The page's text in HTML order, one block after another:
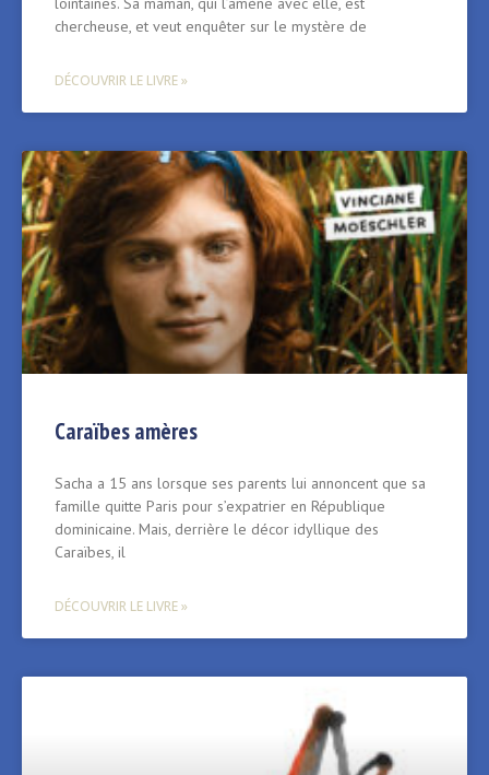
chercheuse, et veut enquêter sur le mystère de
DÉCOUVRIR LE LIVRE »
Caraïbes amères
Sacha a 15 ans lorsque ses parents lui annoncent que sa
famille quitte Paris pour s’expatrier en République
dominicaine. Mais, derrière le décor idyllique des
Caraïbes, il
DÉCOUVRIR LE LIVRE »